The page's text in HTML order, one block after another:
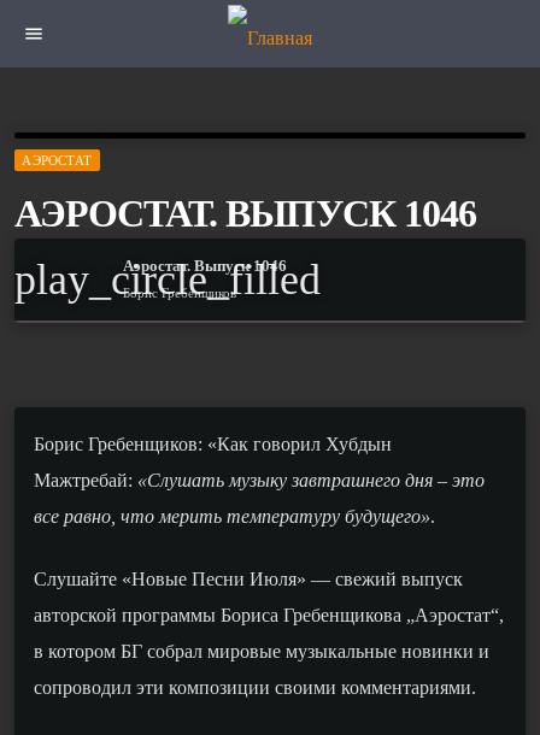
menu
АЭРОСТАТ
АЭРОСТАТ. ВЫПУСК 1046
play_circle_filled
Аэростат. Выпуск 1046
Борис Гребенщиков
Борис Гребенщиков: «Как говорил Хубдын
Мажтребай: «Слушать музыку завтрашнего дня – это
все равно, что мерить температуру будущего».
Слушайте «Новые Песни Июля» — свежий выпуск
авторской программы Бориса Гребенщикова „Аэростат“,
в котором БГ собрал мировые музыкальные новинки и
сопроводил эти композиции своими комментариями.